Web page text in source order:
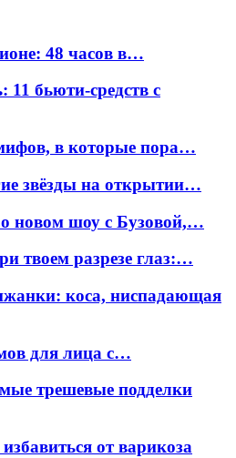
48 часов в…
бьюти-средств с
в которые пора…
звёзды на открытии…
новом шоу с Бузовой,…
твоем разрезе глаз:…
коса, ниспадающая
для лица с…
трешевые подделки
от варикоза